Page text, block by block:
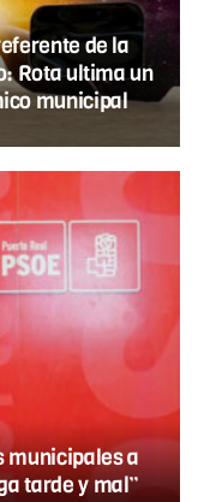
de la
Rota ultima un
municipal
municipales a
tarde y mal”